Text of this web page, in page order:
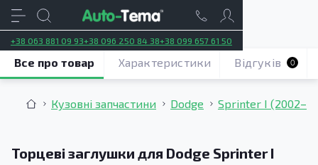
+38 063 881 09 93+38 096 250 84 38+38 099 657 61 50
Кузовні запчастини Dodge Sprinter I
Торцеві заглушки для Dodge Sprinter I
Все про товар Характеристики Відгуків 0